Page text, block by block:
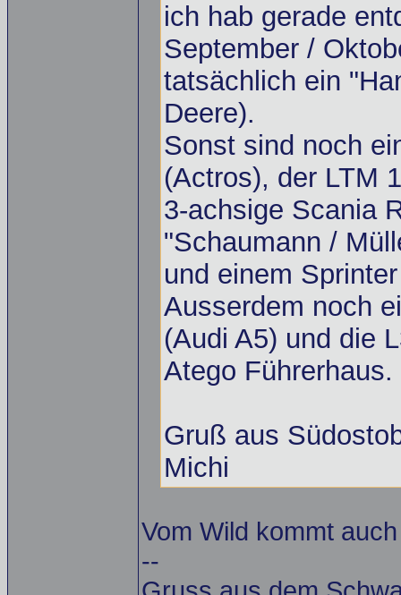
ich hab gerade
September /
tatsächlich ein
Deere).
Sonst sind noch
(Actros), der LTM
3-achsige Scania
"Schaumann /
und einem
Ausserdem noch
(Audi A5) und die
Atego Führerhaus.
Gruß aus
Michi
Vom Wild kommt
--